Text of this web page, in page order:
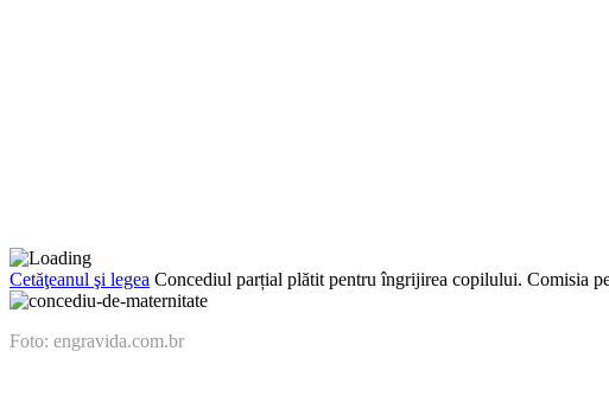
Cetăţeanul şi legea Concediul parțial plătit pentru îngrijirea copilului. Comisia
Foto: engravida.com.br